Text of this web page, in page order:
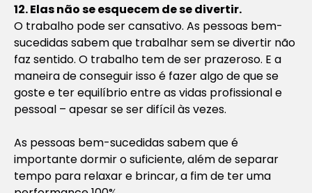
12. Elas não se esquecem de se divertir.
O trabalho pode ser cansativo. As pessoas bem-
sucedidas sabem que trabalhar sem se divertir não
faz sentido. O trabalho tem de ser prazeroso. E a
maneira de conseguir isso é fazer algo de que se
goste e ter equilíbrio entre as vidas profissional e
pessoal – apesar se ser difícil às vezes.
As pessoas bem-sucedidas sabem que é
importante dormir o suficiente, além de separar
tempo para relaxar e brincar, a fim de ter uma